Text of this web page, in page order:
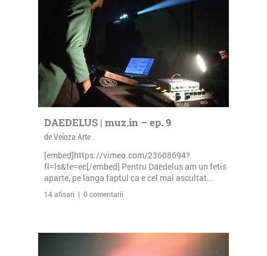
DAEDELUS | muz.in – ep. 9
de Veioza Arte
[embed]https://vimeo.com/23608694?
fl=ls&fe=ec[/embed] Pentru Daedelus am un fetis
aparte, pe langa faptul ca e cel mai ascultat...
14 afisari | 0 comentarii